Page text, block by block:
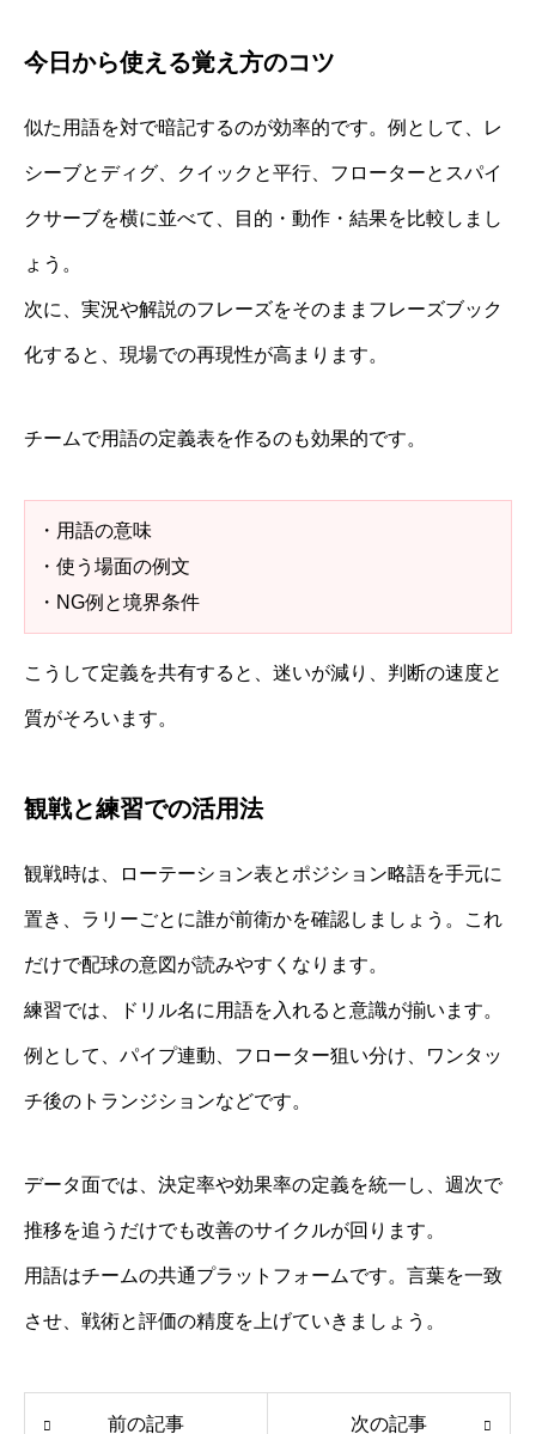
今日から使える覚え方のコツ
似た用語を対で暗記するのが効率的です。例として、レ
シーブとディグ、クイックと平行、フローターとスパイ
クサーブを横に並べて、目的・動作・結果を比較しまし
ょう。
次に、実況や解説のフレーズをそのままフレーズブック
化すると、現場での再現性が高まります。
チームで用語の定義表を作るのも効果的です。
・用語の意味
・使う場面の例文
・NG例と境界条件
こうして定義を共有すると、迷いが減り、判断の速度と
質がそろいます。
観戦と練習での活用法
観戦時は、ローテーション表とポジション略語を手元に
置き、ラリーごとに誰が前衛かを確認しましょう。これ
だけで配球の意図が読みやすくなります。
練習では、ドリル名に用語を入れると意識が揃います。
例として、パイプ連動、フローター狙い分け、ワンタッ
チ後のトランジションなどです。
データ面では、決定率や効果率の定義を統一し、週次で
推移を追うだけでも改善のサイクルが回ります。
用語はチームの共通プラットフォームです。言葉を一致
させ、戦術と評価の精度を上げていきましょう。
前の記事 次の記事